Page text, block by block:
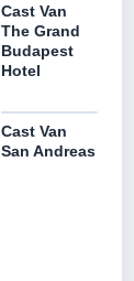
Cast Van
The Grand
Budapest
Hotel
Cast Van
San Andreas